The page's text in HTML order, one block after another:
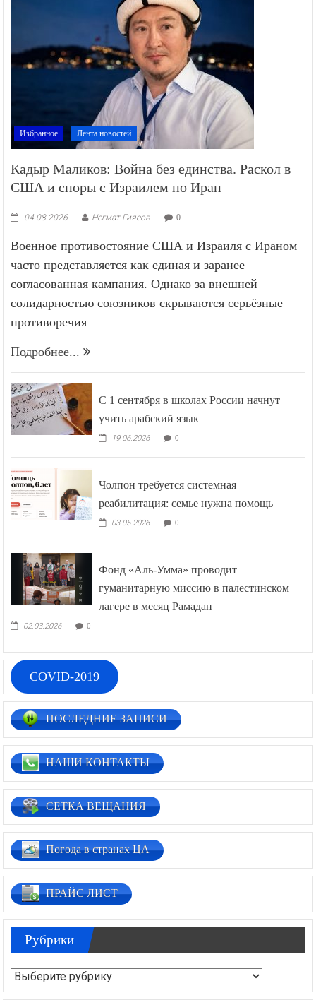
Избранное Лента новостей
Кадыр Маликов: Война без единства. Раскол в
США и споры с Израилем по Иран
04.08.2026 Негмат Гиясов 0
Военное противостояние США и Израиля с Ираном
часто представляется как единая и заранее
согласованная кампания. Однако за внешней
солидарностью союзников скрываются серьёзные
противоречия —
Подробнее...
С 1 сентября в школах России начнут
учить арабский язык
19.06.2026 0
Чолпон требуется системная
реабилитация: семье нужна помощь
03.05.2026 0
Фонд «Аль-Умма» проводит
гуманитарную миссию в палестинском
лагере в месяц Рамадан
02.03.2026 0
COVID-2019
ПОСЛЕДНИЕ ЗАПИСИ
НАШИ КОНТАКТЫ
СЕТКА ВЕЩАНИЯ
Погода в странах ЦА
ПРАЙС ЛИСТ
Рубрики
Рубрики